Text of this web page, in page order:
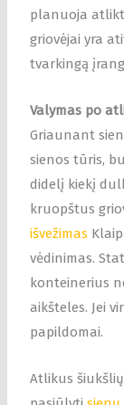
planuoja
griovėjai yra
tvarkingą
Valymas po
Griaunant
sienos tūris,
didelį kiekį
kruopštus
išvežimas
vėdinimas.
konteinerius
aikšteles. Jei
papildomai.
Atlikus